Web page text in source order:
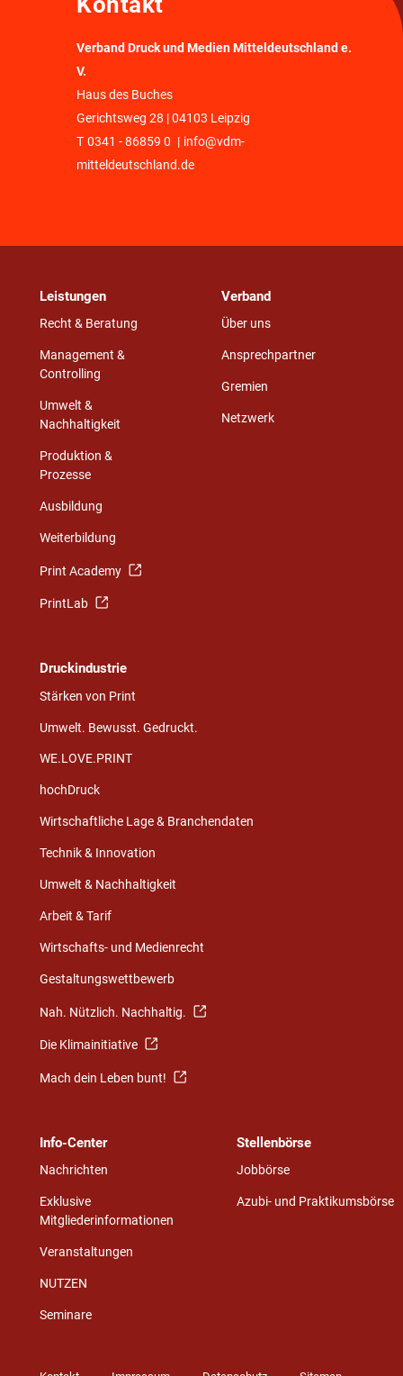
Verband Druck und Medien Mitteldeutschland e.
V.
Haus des Buches
Gerichtsweg 28 | 04103 Leipzig
T 0341 - 86859 0 | info@vdm-
mitteldeutschland.de
Leistungen
Recht & Beratung
Management &
Controlling
Umwelt &
Nachhaltigkeit
Produktion &
Prozesse
Ausbildung
Weiterbildung
Print Academy
PrintLab
Verband
Über uns
Ansprechpartner
Gremien
Netzwerk
Druckindustrie
Stärken von Print
Umwelt. Bewusst. Gedruckt.
WE.LOVE.PRINT
hochDruck
Wirtschaftliche Lage & Branchendaten
Technik & Innovation
Umwelt & Nachhaltigkeit
Arbeit & Tarif
Wirtschafts- und Medienrecht
Gestaltungswettbewerb
Nah. Nützlich. Nachhaltig.
Die Klimainitiative
Mach dein Leben bunt!
Info-Center
Nachrichten
Exklusive
Mitgliederinformationen
Veranstaltungen
NUTZEN
Seminare
Stellenbörse
Jobbörse
Azubi- und Praktikumsbörse